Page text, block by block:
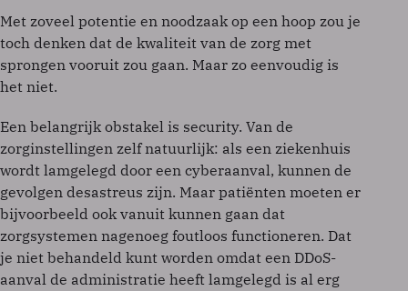
Met zoveel potentie en noodzaak op een hoop zou je
toch denken dat de kwaliteit van de zorg met
sprongen vooruit zou gaan. Maar zo eenvoudig is
het niet.
Een belangrijk obstakel is security. Van de
zorginstellingen zelf natuurlijk: als een ziekenhuis
wordt lamgelegd door een cyberaanval, kunnen de
gevolgen desastreus zijn. Maar patiënten moeten er
bijvoorbeeld ook vanuit kunnen gaan dat
zorgsystemen nagenoeg foutloos functioneren. Dat
je niet behandeld kunt worden omdat een DDoS-
aanval de administratie heeft lamgelegd is al erg